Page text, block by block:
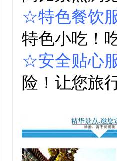
☆特色餐饮
特色小吃！
☆安全贴心
险！让您旅